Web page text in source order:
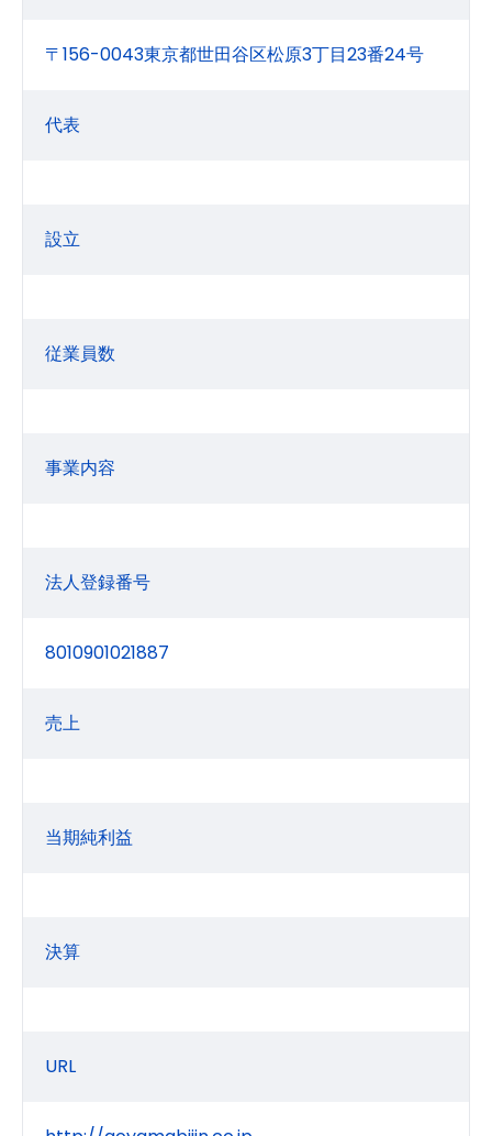
〒156-0043東京都世田谷区松原3丁目23番24号
代表
設立
従業員数
事業内容
法人登録番号
8010901021887
売上
当期純利益
決算
URL